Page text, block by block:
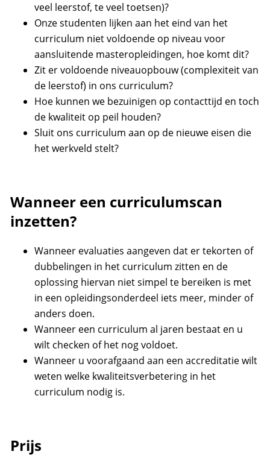
veel leerstof, te veel toetsen)?
Onze studenten lijken aan het eind van het
curriculum niet voldoende op niveau voor
aansluitende masteropleidingen, hoe komt dit?
Zit er voldoende niveauopbouw (complexiteit van
de leerstof) in ons curriculum?
Hoe kunnen we bezuinigen op contacttijd en toch
de kwaliteit op peil houden?
Sluit ons curriculum aan op de nieuwe eisen die
het werkveld stelt?
Wanneer een curriculumscan
inzetten?
Wanneer evaluaties aangeven dat er tekorten of
dubbelingen in het curriculum zitten en de
oplossing hiervan niet simpel te bereiken is met
in een opleidingsonderdeel iets meer, minder of
anders doen.
Wanneer een curriculum al jaren bestaat en u
wilt checken of het nog voldoet.
Wanneer u voorafgaand aan een accreditatie wilt
weten welke kwaliteitsverbetering in het
curriculum nodig is.
Prijs